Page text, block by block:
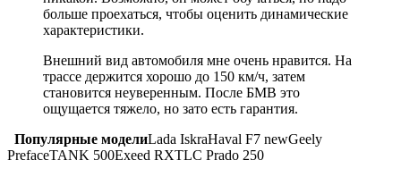
больше проехаться, чтобы оценить динамические
характеристики.
Внешний вид автомобиля мне очень нравится. На
трассе держится хорошо до 150 км/ч, затем
становится неуверенным. После БМВ это
ощущается тяжело, но зато есть гарантия.
Популярные моделиLada IskraHaval F7 newGeely
PrefaceTANK 500Exeed RXTLC Prado 250